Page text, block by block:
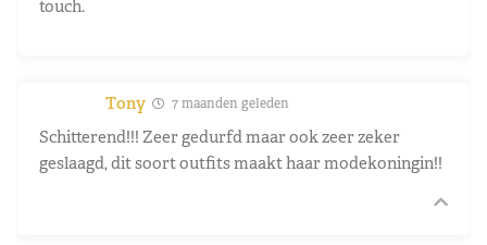
touch.
Tony 7 maanden geleden
Schitterend!!! Zeer gedurfd maar ook zeer zeker
geslaagd, dit soort outfits maakt haar modekoningin!!